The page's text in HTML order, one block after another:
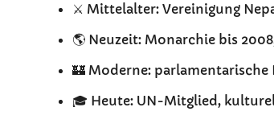
⚔️ Mittelalter: Vereinigung
🌎 Neuzeit: Monarchie bis
🏰 Moderne:
🎓 Heute: UN-Mitglied,